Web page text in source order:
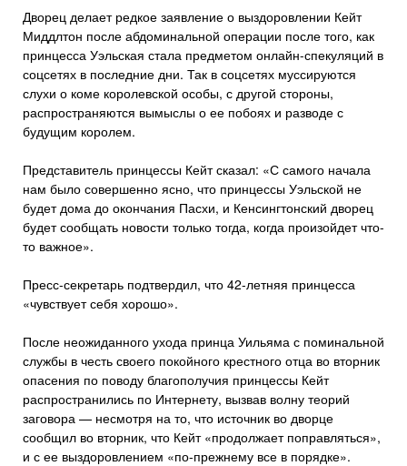
Дворец делает редкое заявление о выздоровлении Кейт
Миддлтон после абдоминальной операции после того, как
принцесса Уэльская стала предметом онлайн-спекуляций в
соцсетях в последние дни. Так в соцсетях муссируются
слухи о коме королевской особы, с другой стороны,
распространяются вымыслы о ее побоях и разводе с
будущим королем.
Представитель принцессы Кейт сказал: «С самого начала
нам было совершенно ясно, что принцессы Уэльской не
будет дома до окончания Пасхи, и Кенсингтонский дворец
будет сообщать новости только тогда, когда произойдет что-
то важное».
Пресс-секретарь подтвердил, что 42-летняя принцесса
«чувствует себя хорошо».
После неожиданного ухода принца Уильяма с поминальной
службы в честь своего покойного крестного отца во вторник
опасения по поводу благополучия принцессы Кейт
распространились по Интернету, вызвав волну теорий
заговора — несмотря на то, что источник во дворце
сообщил во вторник, что Кейт «продолжает поправляться»,
и с ее выздоровлением «по-прежнему все в порядке».